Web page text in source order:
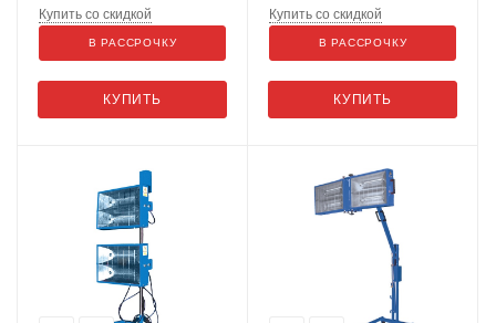
КУПИТЬ
Купить со скидкой
В РАССРОЧКУ
КУПИТЬ
Купить со скидкой
В РАССРОЧКУ